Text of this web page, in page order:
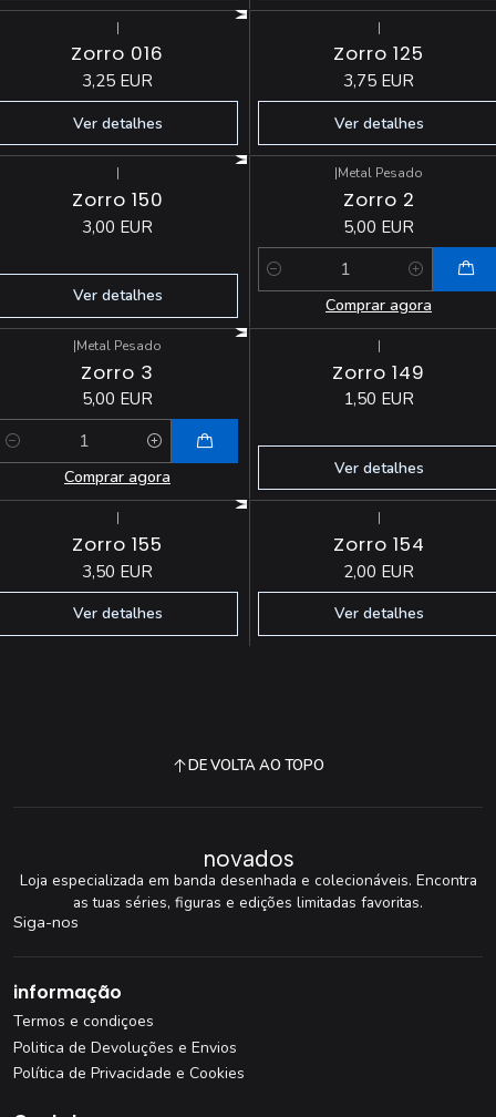
|
Zorro 016
3,25 EUR
Ver detalhes
|
Zorro 125
3,75 EUR
Ver detalhes
|
Zorro 150
3,00 EUR
Ver detalhes
|Metal Pesado
Zorro 2
5,00 EUR
Quantidade
Comprar agora
|Metal Pesado
Zorro 3
5,00 EUR
Comprar agora
|
Zorro 149
1,50 EUR
Ver detalhes
|
Zorro 155
3,50 EUR
Ver detalhes
|
Zorro 154
2,00 EUR
Ver detalhes
DE VOLTA AO TOPO
novados
Loja especializada em banda desenhada e colecionáveis. Encontra
as tuas séries, figuras e edições limitadas favoritas.
Siga-nos
informação
Termos e condiçoes
Politica de Devoluções e Envios
Política de Privacidade e Cookies